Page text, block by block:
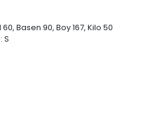
Basen 90, Boy 167, Kilo 50
S